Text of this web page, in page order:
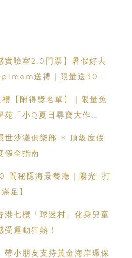
實驗室2.0門票】暑假好去
送禮｜限量送30套
【附得獎名單】｜限量免
苑「小Q夏日尋寶大作
世沙灘俱樂部 × 頂級度假
假全指南
間秘隱海景餐廳｜陽光+打
足】
港七欖「球迷村」化身兒童
運動狂熱！
帶小朋友支持黃金海岸環保